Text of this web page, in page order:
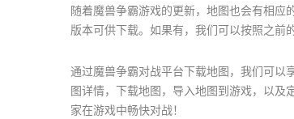
随着魔兽争霸游戏的更新，地图也会有相应
版本可供下载。如果有，我们可以按照之前
通过魔兽争霸对战平台下载地图，我们可以
图详情，下载地图，导入地图到游戏，以
家在游戏中畅快对战！